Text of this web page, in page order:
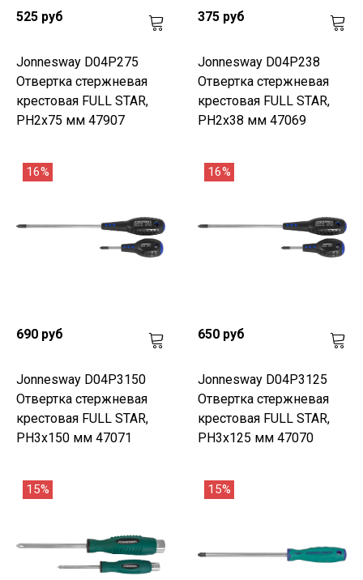
525 руб
Jonnesway D04P275
Отвертка стержневая
крестовая FULL STAR,
PH2х75 мм 47907
375 руб
Jonnesway D04P238
Отвертка стержневая
крестовая FULL STAR,
PH2х38 мм 47069
16%
690 руб
Jonnesway D04P3150
Отвертка стержневая
крестовая FULL STAR,
PH3х150 мм 47071
16%
650 руб
Jonnesway D04P3125
Отвертка стержневая
крестовая FULL STAR,
PH3х125 мм 47070
15% 15%